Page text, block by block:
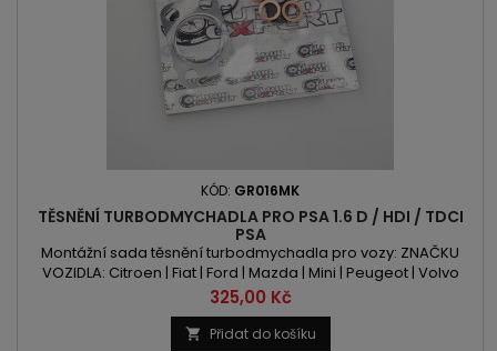
KÓD: GR016MK
TĚSNĚNÍ TURBODMYCHADLA PRO PSA 1.6 D / HDI / TDCI
PSA
Montážní sada těsnění turbodmychadla pro vozy: ZNAČKU
VOZIDLA: Citroen | Fiat | Ford | Mazda | Mini | Peugeot | Volvo
OBSAH: 1560ccm 1.6 D | DI | HDI | TDCI VÝKON: 75PS/55kW |
90PS/66kW | 92PS/68kW | 109PS/80kW | 112PS/82kW |
114PS/84kW 115PS/84kW
Cena
325,00 Kč
 Přidat do košíku